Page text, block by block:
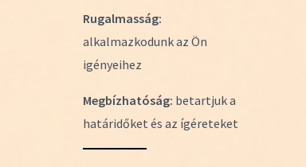
Rugalmasság:
alkalmazkodunk az Ön
igényeihez
Megbízhatóság: betartjuk a
határidőket és az ígéreteket